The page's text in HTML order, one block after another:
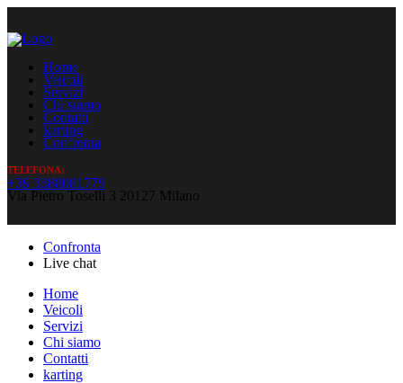
Home
Veicoli
Servizi
Chi siamo
Contatti
karting
Confronta
TELEFONA:
+39 3388081779
Via Pietro Toselli 3 20127 Milano
Confronta
Live chat
Home
Veicoli
Servizi
Chi siamo
Contatti
karting